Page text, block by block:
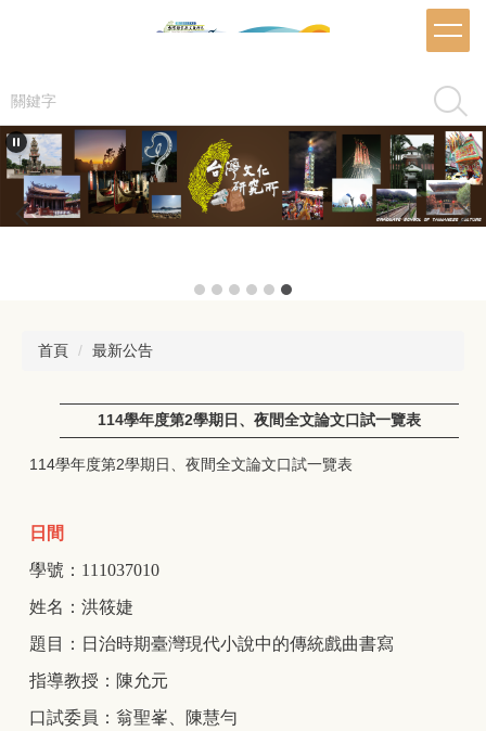
內
容
區
搜尋
首頁 最新公告
114學年度第2學期日、夜間全文論文口試一覽表
114學年度第2學期日、夜間全文論文口試一覽表
日間
學號：111037010
姓名：洪筱婕
題目：日治時期臺灣現代小說中的傳統戲曲書寫
指導教授：陳允元
口試委員：翁聖峯、陳慧勻